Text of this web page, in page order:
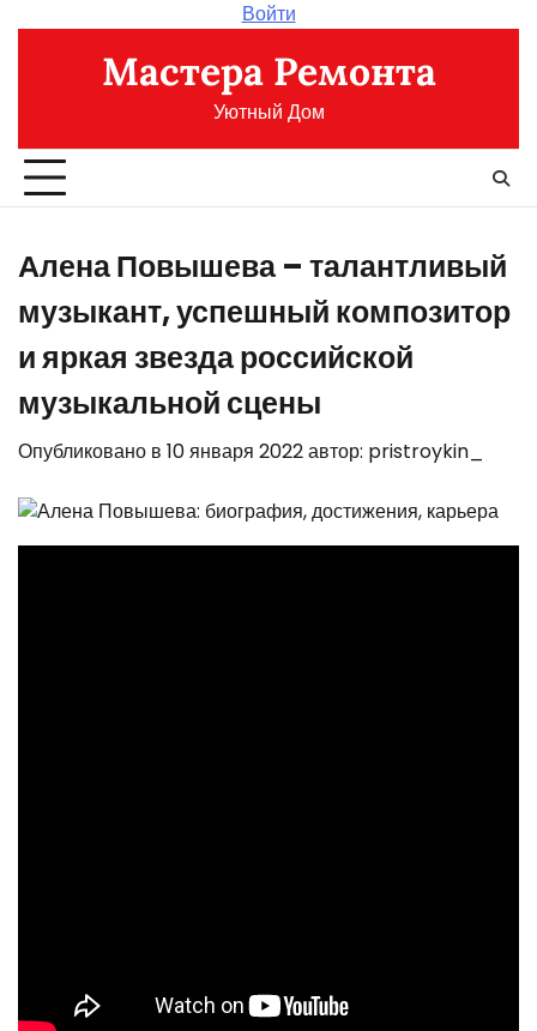
содержимому
Войти
Мастера Ремонта
Уютный Дом
Алена Повышева – талантливый
музыкант, успешный композитор
и яркая звезда российской
музыкальной сцены
Опубликовано в 10 января 2022автор: pristroykin_